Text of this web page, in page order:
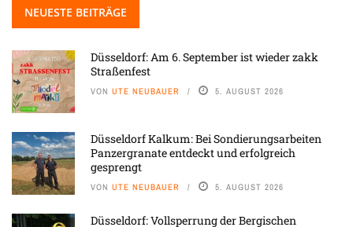
NEUESTE BEITRÄGE
Düsseldorf: Am 6. September ist wieder zakk
Straßenfest
VON UTE NEUBAUER 5. AUGUST 2026
Düsseldorf Kalkum: Bei Sondierungsarbeiten
Panzergranate entdeckt und erfolgreich
gesprengt
VON UTE NEUBAUER 5. AUGUST 2026
Düsseldorf: Vollsperrung der Bergischen